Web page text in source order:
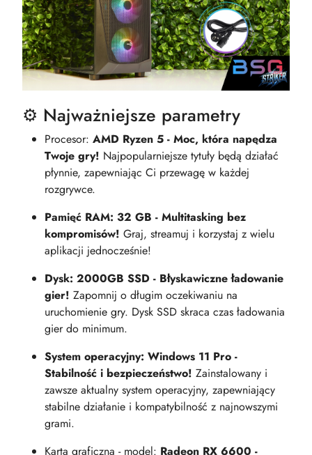
⚙️ Najważniejsze parametry
Procesor: AMD Ryzen 5 - Moc, która napędza
Twoje gry! Najpopularniejsze tytuły będą działać
płynnie, zapewniając Ci przewagę w każdej
rozgrywce.
Pamięć RAM: 32 GB - Multitasking bez
kompromisów! Graj, streamuj i korzystaj z wielu
aplikacji jednocześnie!
Dysk: 2000GB SSD - Błyskawiczne ładowanie
gier! Zapomnij o długim oczekiwaniu na
uruchomienie gry. Dysk SSD skraca czas ładowania
gier do minimum.
System operacyjny: Windows 11 Pro -
Stabilność i bezpieczeństwo! Zainstalowany i
zawsze aktualny system operacyjny, zapewniający
stabilne działanie i kompatybilność z najnowszymi
grami.
Karta graficzna - model: Radeon RX 6600 -